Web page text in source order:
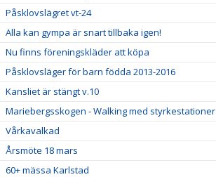
Påsklovslägret vt-24
Alla kan gympa är snart tillbaka igen!
Nu finns föreningskläder att köpa
Påsklovsläger för barn födda 2013-2016
Kansliet är stängt v.10
Mariebergsskogen - Walking med styrkestationer
Vårkavalkad
Årsmöte 18 mars
60+ mässa Karlstad